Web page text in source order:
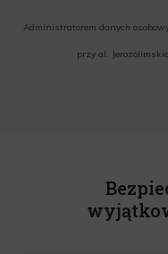
Administratorem danych
przy al.
o.o. informacji handlowych,